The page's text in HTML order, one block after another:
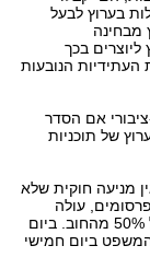
בערוץ לבעל
מבחינה
בכך
הנובעות
אם הסדר
של תוכניות
מניעה חוקית שלא
עולה
מהסדר הנושים המתגבש כי היוצרים יאלצו להסתפק בהחזר של 50% מהחוב. ביום
ביום חמישי